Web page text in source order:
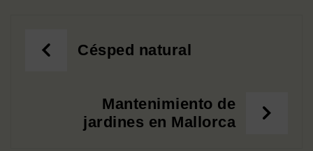
Césped natural
Mantenimiento de
jardines en Mallorca